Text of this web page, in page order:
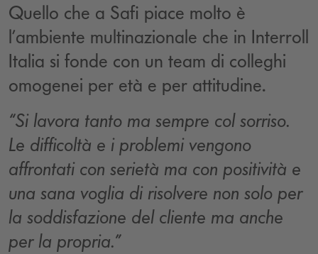
Quello che a Safi piace molto è
l’ambiente multinazionale che in Interroll
Italia si fonde con un team di colleghi
omogenei per età e per attitudine.
“Si lavora tanto ma sempre col sorriso.
Le difficoltà e i problemi vengono
affrontati con serietà ma con positività e
una sana voglia di risolvere non solo per
la soddisfazione del cliente ma anche
per la propria.”